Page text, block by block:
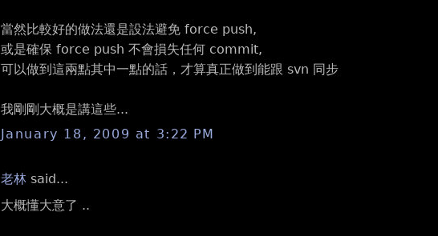
當然比較好的做法還是設法避免 force push,
或是確保 force push 不會損失任何 commit,
可以做到這兩點其中一點的話，才算真正做到能跟 svn 同步
我剛剛大概是講這些...
January 18, 2009 at 3:22 PM
老林said...
大概懂大意了 ..